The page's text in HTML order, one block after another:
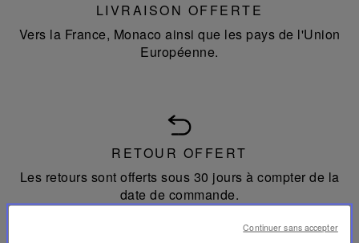
LIVRAISON OFFERTE
Vers la France, Monaco ainsi que les pays de l'Union
Européenne.
RETOUR OFFERT
Les retours sont offerts sous 30 jours à compter de la
date de commande.
Continuer sans accepter